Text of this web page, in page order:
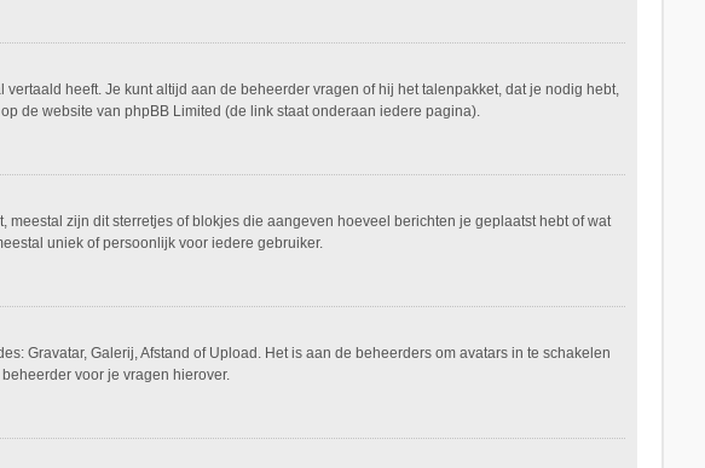
heeft. Je kunt altijd aan de beheerder vragen of hij het talenpakket, dat je nodig hebt,
de website van phpBB Limited (de link staat onderaan iedere pagina).
zijn dit sterretjes of blokjes die aangeven hoeveel berichten je geplaatst hebt of wat
uniek of persoonlijk voor iedere gebruiker.
Gravatar, Galerij, Afstand of Upload. Het is aan de beheerders om avatars in te schakelen
voor je vragen hierover.